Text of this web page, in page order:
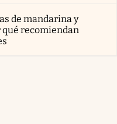
de mandarina y
qué recomiendan